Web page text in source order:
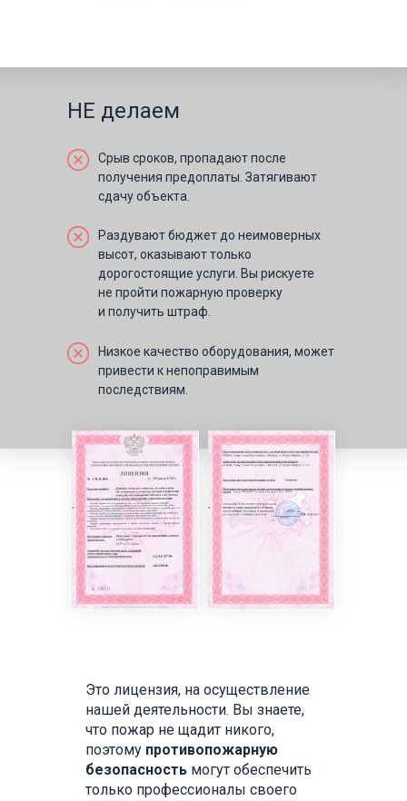
НЕ делаем
Срыв сроков, пропадают после
получения предоплаты. Затягивают
сдачу объекта.
Раздувают бюджет до неимоверных
высот, оказывают только
дорогостоящие услуги. Вы рискуете
не пройти пожарную проверку
и получить штраф.
Низкое качество оборудования, может
привести к непоправимым
последствиям.
Это лицензия, на осуществление
нашей деятельности. Вы знаете,
что пожар не щадит никого,
поэтому противопожарную
безопасность могут обеспечить
только профессионалы своего